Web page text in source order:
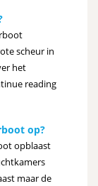
scheur in
het
reading
op?
opblaast
maar de